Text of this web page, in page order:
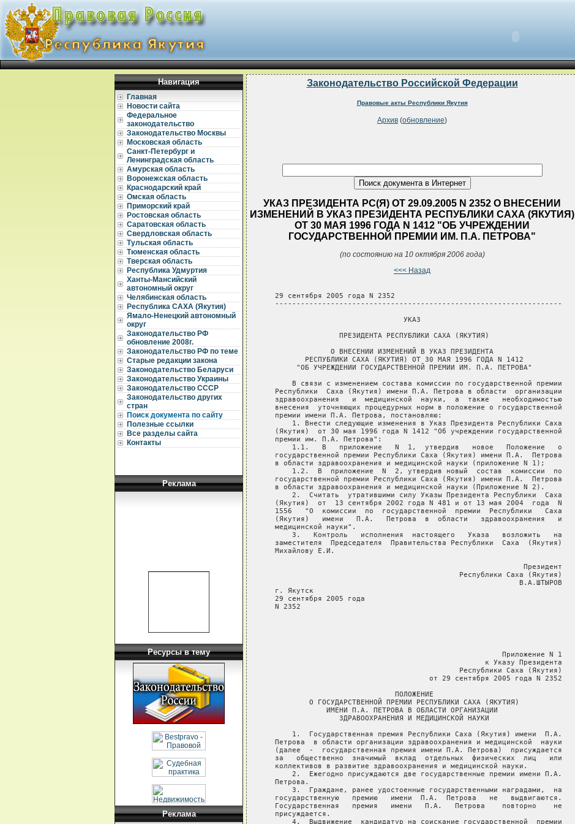
Навигация
Главная
Новости сайта
Федеральное
законодательство
Законодательство Москвы
Московская область
Санкт-Петербург и
Ленинградская область
Амурская область
Воронежская область
Краснодарский край
Омская область
Приморский край
Ростовская область
Саратовская область
Свердловская область
Тульская область
Тюменская область
Тверская область
Республика Удмуртия
Ханты-Мансийский
автономный округ
Челябинская область
Республика САХА (Якутия)
Ямало-Ненецкий автономный
округ
Законодательство РФ
обновление 2008г.
Законодательство РФ по теме
Старые редакции закона
Законодательство Беларуси
Законодательство Украины
Законодательство СССР
Законодательство других
стран
Поиск документа по сайту
Полезные ссылки
Все разделы сайта
Контакты
Реклама
Ресурсы в тему
Реклама
Законодательство Российской Федерации
Правовые акты Республики Якутия
Архив (обновление)
УКАЗ ПРЕЗИДЕНТА РС(Я) ОТ 29.09.2005 N 2352 О ВНЕСЕНИИ
ИЗМЕНЕНИЙ В УКАЗ ПРЕЗИДЕНТА РЕСПУБЛИКИ САХА (ЯКУТИЯ)
ОТ 30 МАЯ 1996 ГОДА N 1412 "ОБ УЧРЕЖДЕНИИ
ГОСУДАРСТВЕННОЙ ПРЕМИИ ИМ. П.А. ПЕТРОВА"
(по состоянию на 10 октября 2006 года)
<<< Назад
   29 сентября 2005 года N 2352
   -------------------------------------------------------------------
                                 УКАЗ
                  ПРЕЗИДЕНТА РЕСПУБЛИКИ САХА (ЯКУТИЯ)
                О ВНЕСЕНИИ ИЗМЕНЕНИЙ В УКАЗ ПРЕЗИДЕНТА
          РЕСПУБЛИКИ САХА (ЯКУТИЯ) ОТ 30 МАЯ 1996 ГОДА N 1412
        "ОБ УЧРЕЖДЕНИИ ГОСУДАРСТВЕННОЙ ПРЕМИИ ИМ. П.А. ПЕТРОВА"
       В связи с изменением состава комиссии по государственной премии
   Республики  Саха (Якутия) имени П.А. Петрова в области  организации
   здравоохранения   и  медицинской  науки,  а  также   необходимостью
   внесения  уточняющих процедурных норм в положение о государственной
   премии имени П.А. Петрова, постановляю:
       1. Внести следующие изменения в Указ Президента Республики Саха
   (Якутия)  от 30 мая 1996 года N 1412 "Об учреждении государственной
   премии им. П.А. Петрова":
       1.1.   В   приложение   N  1,  утвердив   новое   Положение   о
   государственной премии Республики Саха (Якутия) имени П.А.  Петрова
   в области здравоохранения и медицинской науки (приложение N 1);
       1.2.  В  приложение  N  2, утвердив новый  состав  комиссии  по
   государственной премии Республики Саха (Якутия) имени П.А.  Петрова
   в области здравоохранения и медицинской науки (Приложение N 2).
       2.  Считать  утратившими силу Указы Президента Республики  Саха
   (Якутия)  от  13 сентября 2002 года N 481 и от 13 мая 2004  года  N
   1556   "О  комиссии  по  государственной  премии  Республики   Саха
   (Якутия)   имени   П.А.   Петрова  в  области   здравоохранения   и
   медицинской науки".
       3.   Контроль   исполнения  настоящего   Указа   возложить   на
   заместителя  Председателя  Правительства Республики  Саха  (Якутия)
   Михайлову Е.И.
                                                             Президент
                                              Республики Саха (Якутия)
                                                            В.А.ШТЫРОВ
   г. Якутск
   29 сентября 2005 года
   N 2352
                                                        Приложение N 1
                                                    к Указу Президента
                                              Республики Саха (Якутия)
                                       от 29 сентября 2005 года N 2352
                               ПОЛОЖЕНИЕ
           О ГОСУДАРСТВЕННОЙ ПРЕМИИ РЕСПУБЛИКИ САХА (ЯКУТИЯ)
               ИМЕНИ П.А. ПЕТРОВА В ОБЛАСТИ ОРГАНИЗАЦИИ
                  ЗДРАВООХРАНЕНИЯ И МЕДИЦИНСКОЙ НАУКИ
       1.  Государственная премия Республики Саха (Якутия) имени  П.А.
   Петрова  в области организации здравоохранения и медицинской  науки
   (далее  -  государственная премия имени П.А. Петрова)  присуждается
   за   общественно  значимый  вклад  отдельных  физических  лиц   или
   коллективов в развитие здравоохранения и медицинской науки.
       2.  Ежегодно присуждаются две государственные премии имени П.А.
   Петрова.
       3.  Граждане, ранее удостоенные государственными наградами,  на
   государственную   премию   имени  П.А.  Петрова   не   выдвигаются.
   Государственная   премия   имени   П.А.   Петрова    повторно    не
   присуждается.
       4.  Выдвижение  кандидатур на соискание государственной  премии